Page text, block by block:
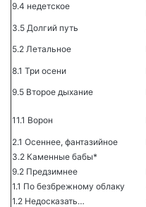
9.4 недетское
3.5 Долгий путь
5.2 Летальное
8.1 Три осени
9.5 Второе дыхание
11.1 Ворон
2.1 Осеннее, фантазийное
3.2 Каменные бабы*
9.2 Предзимнее
1.1 По безбрежному облаку
1.2 Недосказать…